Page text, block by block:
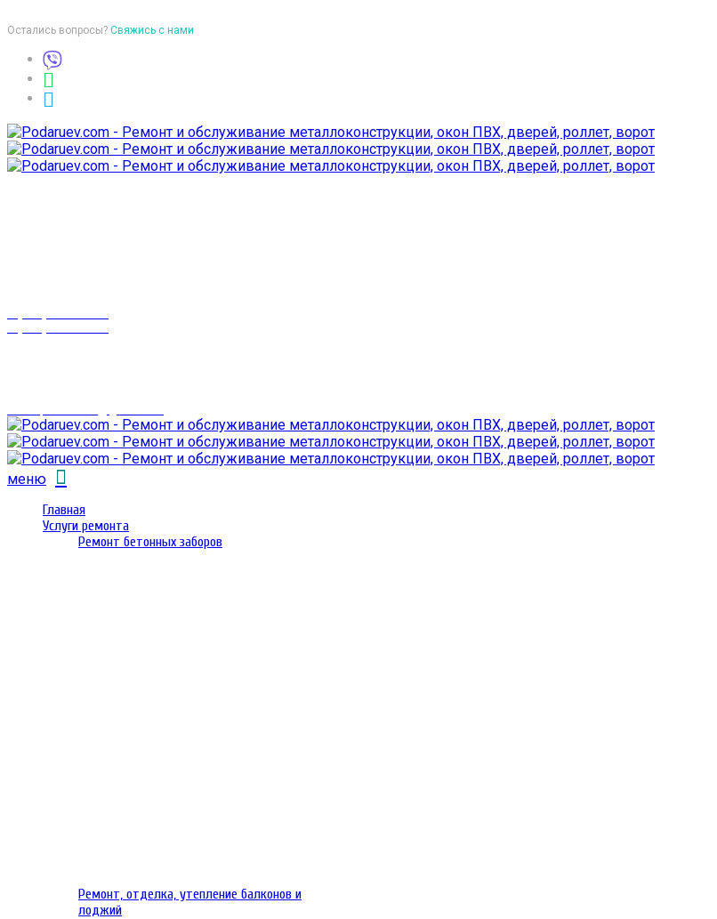
Остались вопросы? Свяжись с нами
меню
Главная
Услуги ремонта
Ремонт бетонных заборов
Ремонт, отделка, утепление балконов и
лоджий